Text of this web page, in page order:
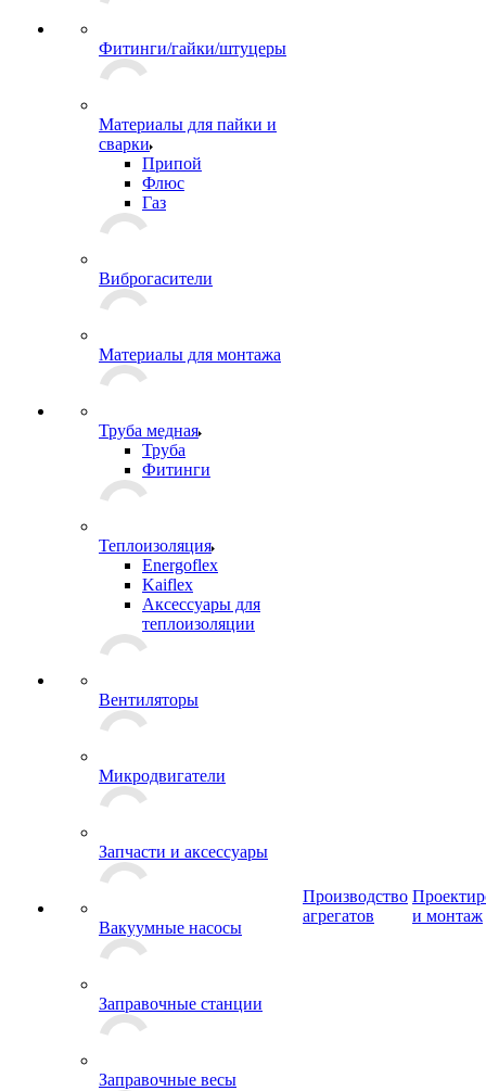
Фитинги/гайки/штуцеры
Материалы для пайки и
сварки
Припой
Флюс
Газ
Виброгасители
Материалы для монтажа
Труба медная
Труба
Фитинги
Теплоизоляция
Energoflex
Kaiflex
Аксессуары для
теплоизоляции
Вентиляторы
Микродвигатели
Запчасти и аксессуары
Вакуумные насосы
Заправочные станции
Заправочные весы
Производство
агрегатов
и монтаж